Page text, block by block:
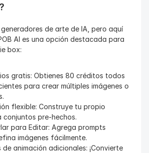
de arte de IA, pero aquí
AI es una opción destacada para
box:
gratis: Obtienes 80 créditos todos
para crear múltiples imágenes o
flexible: Construye tu propio
conjuntos pre-hechos.
para Editar: Agrega prompts
imágenes fácilmente.
de animación adicionales: ¡Convierte